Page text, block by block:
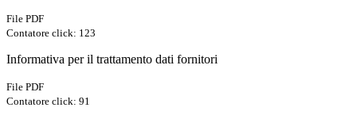
File PDF
Contatore click: 123
Informativa per il trattamento dati fornitori
File PDF
Contatore click: 91